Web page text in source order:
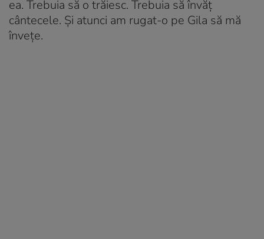
ea. Trebuia să o trăiesc. Trebuia să învăț
cântecele. Și atunci am rugat-o pe Gila să mă
învețe.